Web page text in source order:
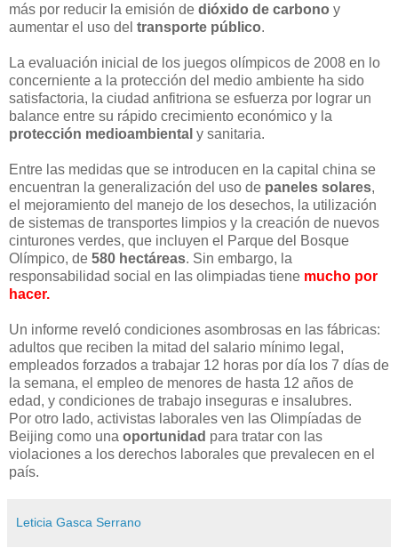
más por reducir la emisión de dióxido de carbono y
aumentar el uso del transporte público.
La evaluación inicial de los juegos olímpicos de 2008 en lo
concerniente a la protección del medio ambiente ha sido
satisfactoria, la ciudad anfitriona se esfuerza por lograr un
balance entre su rápido crecimiento económico y la
protección medioambiental y sanitaria.
Entre las medidas que se introducen en la capital china se
encuentran la generalización del uso de paneles solares,
el mejoramiento del manejo de los desechos, la utilización
de sistemas de transportes limpios y la creación de nuevos
cinturones verdes, que incluyen el Parque del Bosque
Olímpico, de 580 hectáreas. Sin embargo, la
responsabilidad social en las olimpiadas tiene mucho por
hacer.
Un informe reveló condiciones asombrosas en las fábricas:
adultos que reciben la mitad del salario mínimo legal,
empleados forzados a trabajar 12 horas por día los 7 días de
la semana, el empleo de menores de hasta 12 años de
edad, y condiciones de trabajo inseguras e insalubres.
Por otro lado, activistas laborales ven las Olimpíadas de
Beijing como una oportunidad para tratar con las
violaciones a los derechos laborales que prevalecen en el
país.
Leticia Gasca Serrano